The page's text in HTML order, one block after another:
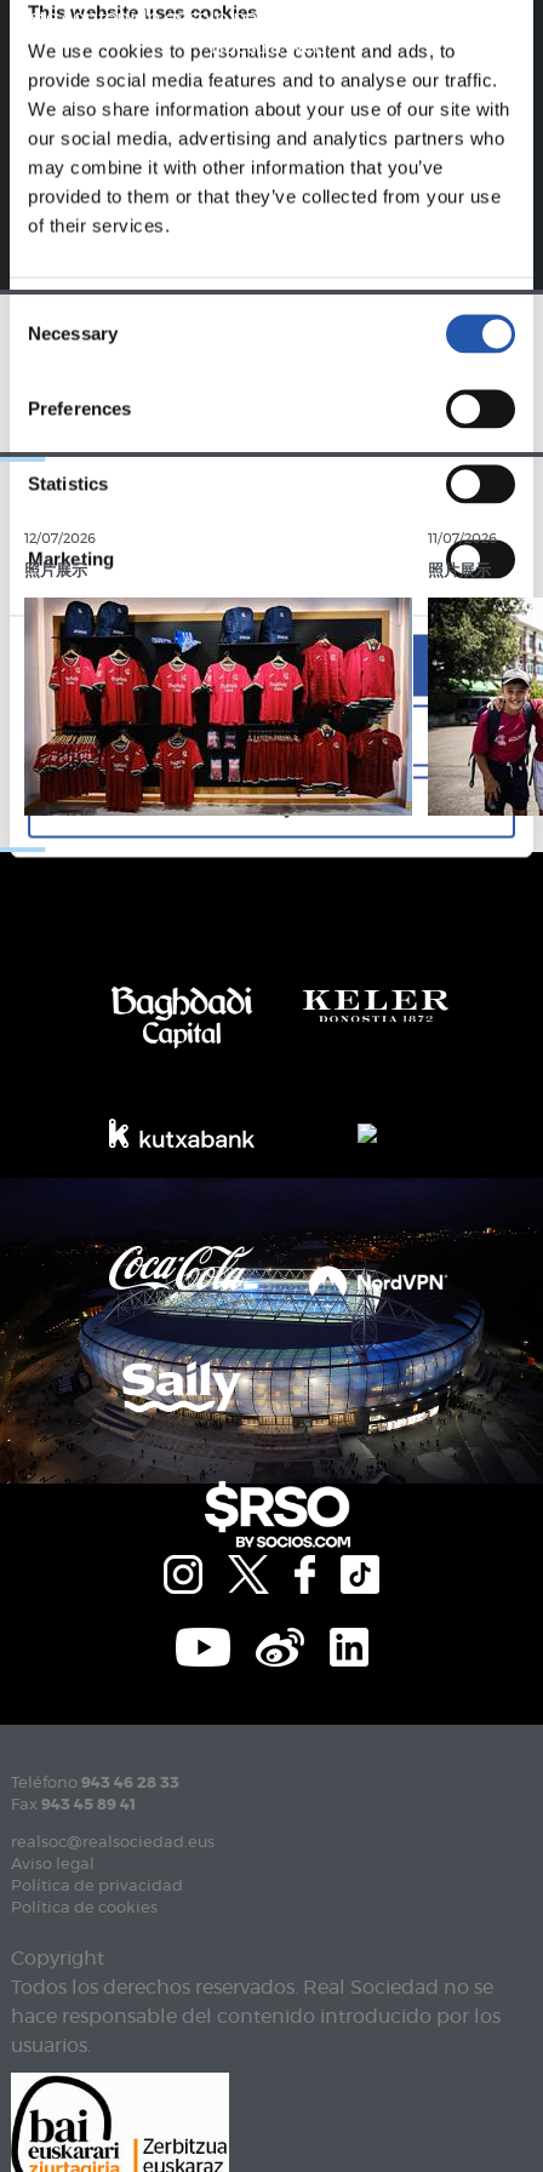
This website uses cookies
We use cookies to personalise content and ads, to
provide social media features and to analyse our traffic.
We also share information about your use of our site with
our social media, advertising and analytics partners who
may combine it with other information that you’ve
provided to them or that they’ve collected from your use
of their services.
Selection
Necessary
Preferences
Statistics
Marketing
Allow all
Allow selection
Deny
Este contenido es solo para los usuarios registrados en
nuestra web.
Loginy disfruta de
contenido exclusivo para ti.
12/07/2026
照片展示
11/07/2026
照片展示
Teléfono 943 46 28 33
Fax 943 45 89 41
realsoc@realsociedad.eus
Aviso legal
Política de privacidad
Política de cookies
Copyright
Todos los derechos reservados. Real Sociedad no se
hace responsable del contenido introducido por los
usuarios.